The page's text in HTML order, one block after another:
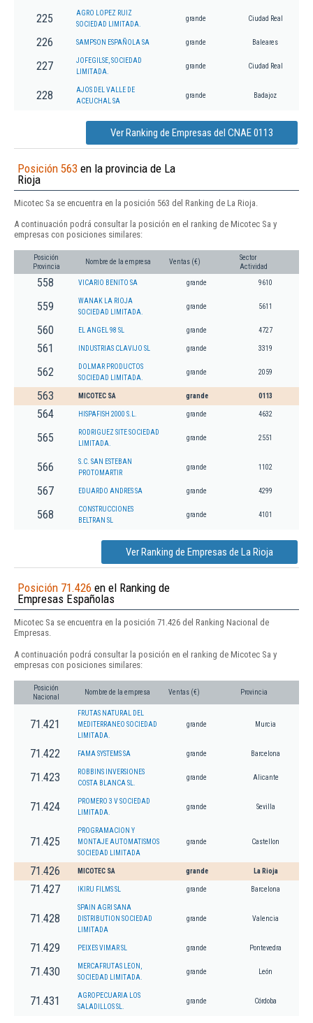
225
AGRO LOPEZ RUIZ
SOCIEDAD LIMITADA.
grande Ciudad Real
226 SAMPSON ESPAÑOLA SA grande Baleares
227
JOFEGILSE, SOCIEDAD
LIMITADA.
grande Ciudad Real
228
AJOS DEL VALLE DE
ACEUCHAL SA
grande Badajoz
Ver Ranking de Empresas del CNAE 0113
Posición 563 en la provincia de La
Rioja
Micotec Sa se encuentra en la posición 563 del Ranking de La Rioja.
A continuación podrá consultar la posición en el ranking de Micotec Sa y
empresas con posiciones similares:
Posición
Provincia
Nombre de la empresa Ventas (€)
Sector
Actividad
558 VICARIO BENITO SA grande 9610
559
WANAK LA RIOJA
SOCIEDAD LIMITADA.
grande 5611
560 EL ANGEL 98 SL grande 4727
561 INDUSTRIAS CLAVIJO SL grande 3319
562
DOLMAR PRODUCTOS
SOCIEDAD LIMITADA.
grande 2059
563 MICOTEC SA grande 0113
564 HISPAFISH 2000 S.L. grande 4632
565
RODRIGUEZ SITE SOCIEDAD
LIMITADA.
grande 2551
566
S.C. SAN ESTEBAN
PROTOMARTIR
grande 1102
567 EDUARDO ANDRES SA grande 4299
568
CONSTRUCCIONES
BELTRAN SL
grande 4101
Ver Ranking de Empresas de La Rioja
Posición 71.426 en el Ranking de
Empresas Españolas
Micotec Sa se encuentra en la posición 71.426 del Ranking Nacional de
Empresas.
A continuación podrá consultar la posición en el ranking de Micotec Sa y
empresas con posiciones similares:
Posición
Nacional
Nombre de la empresa Ventas (€) Provincia
71.421
FRUTAS NATURAL DEL
MEDITERRANEO SOCIEDAD
LIMITADA.
grande Murcia
71.422 FAMA SYSTEMS SA grande Barcelona
71.423
ROBBINS INVERSIONES
COSTA BLANCA SL.
grande Alicante
71.424
PROMERO 3 V SOCIEDAD
LIMITADA.
grande Sevilla
71.425
PROGRAMACION Y
MONTAJE AUTOMATISMOS
SOCIEDAD LIMITADA
grande Castellon
71.426 MICOTEC SA grande La Rioja
71.427 IKIRU FILMS SL grande Barcelona
71.428
SPAIN AGRI SANA
DISTRIBUTION SOCIEDAD
LIMITADA
grande Valencia
71.429 PEIXES VIMAR SL grande Pontevedra
71.430
MERCAFRUTAS LEON,
SOCIEDAD LIMITADA.
grande León
71.431
AGROPECUARIA LOS
SALADILLOS SL.
grande Córdoba